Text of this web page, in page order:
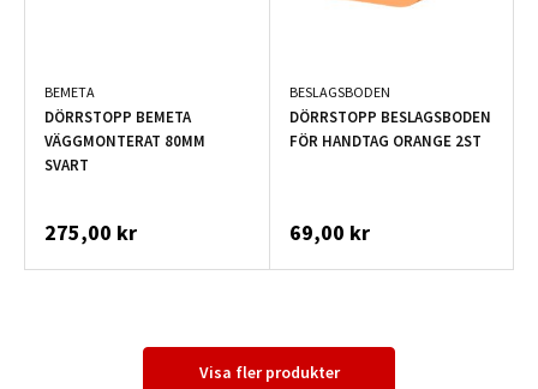
BEMETA
DÖRRSTOPP BEMETA
VÄGGMONTERAT 80MM
SVART
275,00 kr
BESLAGSBODEN
DÖRRSTOPP BESLAGSBODEN
FÖR HANDTAG ORANGE 2ST
69,00 kr
Visa fler produkter